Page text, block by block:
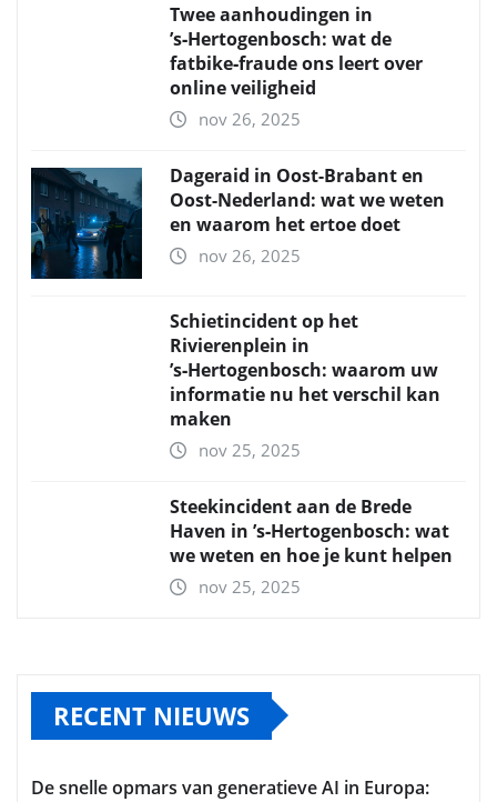
Twee aanhoudingen in
’s‑Hertogenbosch: wat de
fatbike‑fraude ons leert over
online veiligheid
nov 26, 2025
Dageraid in Oost-Brabant en
Oost-Nederland: wat we weten
en waarom het ertoe doet
nov 26, 2025
Schietincident op het
Rivierenplein in
’s‑Hertogenbosch: waarom uw
informatie nu het verschil kan
maken
nov 25, 2025
Steekincident aan de Brede
Haven in ’s‑Hertogenbosch: wat
we weten en hoe je kunt helpen
nov 25, 2025
RECENT NIEUWS
De snelle opmars van generatieve AI in Europa: